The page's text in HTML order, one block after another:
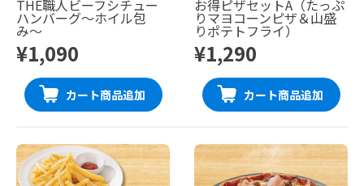
THE職人ビーフシチュー
ハンバーグ〜ホイル包
み〜
¥1,090
カート商品追加
お得ピザセットA（たっぷ
りマヨコーンピザ＆山盛
りポテトフライ）
¥1,290
カート商品追加